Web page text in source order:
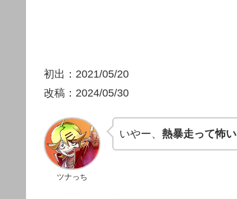
初出：2021/05/20
改稿：2024/05/30
ツナっち
いやー、 熱暴走って怖い